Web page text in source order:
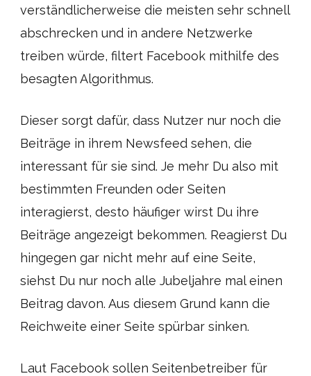
verständlicherweise die meisten sehr schnell
abschrecken und in andere Netzwerke
treiben würde, filtert Facebook mithilfe des
besagten Algorithmus.
Dieser sorgt dafür, dass Nutzer nur noch die
Beiträge in ihrem Newsfeed sehen, die
interessant für sie sind. Je mehr Du also mit
bestimmten Freunden oder Seiten
interagierst, desto häufiger wirst Du ihre
Beiträge angezeigt bekommen. Reagierst Du
hingegen gar nicht mehr auf eine Seite,
siehst Du nur noch alle Jubeljahre mal einen
Beitrag davon. Aus diesem Grund kann die
Reichweite einer Seite spürbar sinken.
Laut Facebook sollen Seitenbetreiber für